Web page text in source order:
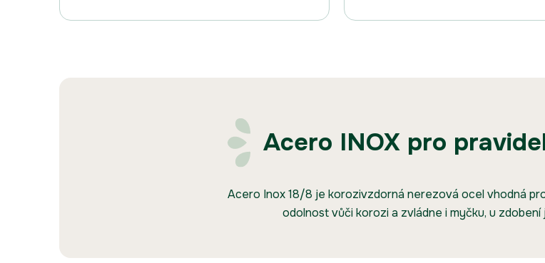
Acero INOX pro
Acero Inox 18/8 je korozivzdorná nerezová ocel vhodná
odolnost vůči korozi a zvládne i myčku, u